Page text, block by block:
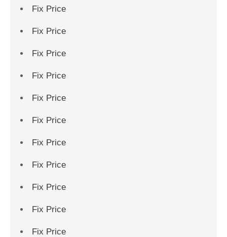
Fix Price
Fix Price
Fix Price
Fix Price
Fix Price
Fix Price
Fix Price
Fix Price
Fix Price
Fix Price
Fix Price